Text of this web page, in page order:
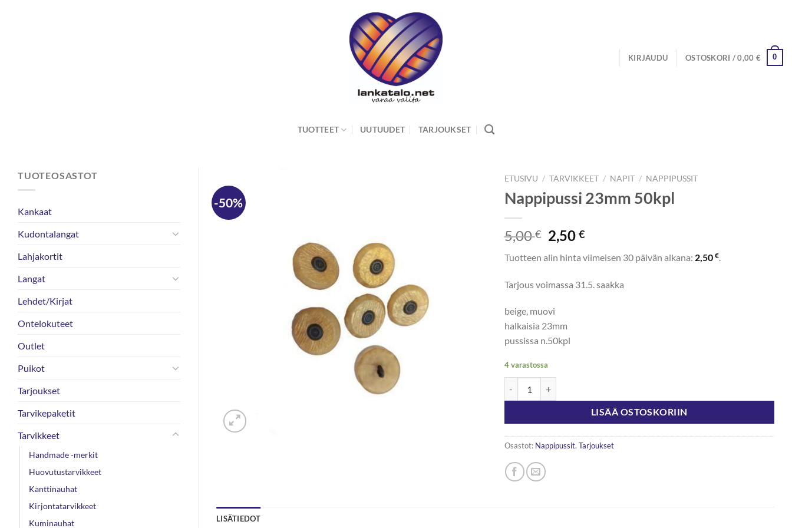
KIRJAUDU OSTOSKORI /0,00 € 0
TUOTTEET UUTUUDET TARJOUKSET
TUOTEOSASTOT
Kankaat
Kudontalangat
Lahjakortit
Langat
Lehdet/Kirjat
Ontelokuteet
Outlet
Puikot
Tarjoukset
Tarvikepaketit
Tarvikkeet
Handmade -merkit
Huovutustarvikkeet
Kanttinauhat
Kirjontatarvikkeet
Kuminauhat
-50%
ETUSIVU / TARVIKKEET / NAPIT / NAPPIPUSSIT
Nappipussi 23mm 50kpl
5,00€
Alkuperäinen
hinta
oli:
2,50 €Nykyinen
on:
Tuotteen alin hinta viimeisen 30 päivän aikana: 2,50 €.
Tarjous voimassa 31.5. saakka
beige, muovi
halkaisia 23mm
pussissa n.50kpl
4 varastossa
LISÄÄ OSTOSKORIIN
Osastot: Nappipussit, Tarjoukset
LISÄTIEDOT